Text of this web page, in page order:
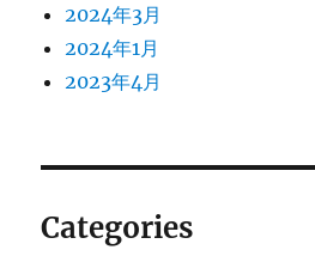
2024年3月
2024年1月
2023年4月
Categories